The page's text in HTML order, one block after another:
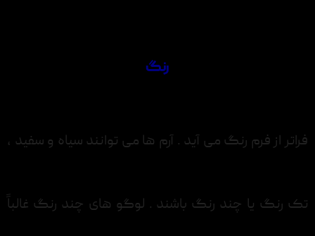
رنگ
فراتر از فرم رنگ می آید . آرم ها می توانند سیاه و سفید ،
تک رنگ یا چند رنگ باشند . لوگو های چند رنگ غالباً